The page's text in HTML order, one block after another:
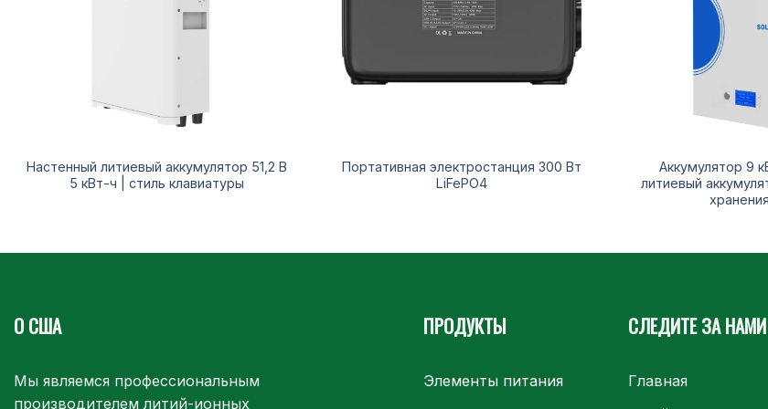
Настенный литиевый аккумулятор 51,2 В
5 кВт-ч | стиль клавиатуры
Портативная электростанция 300 Вт
LiFePO4
Аккумулятор 9
литиевый
О США
Мы являемся профессиональным
производителем литий-ионных
ПРОДУКТЫ
Элементы питания
СЛЕДИТЕ ЗА НАМИ
Главная